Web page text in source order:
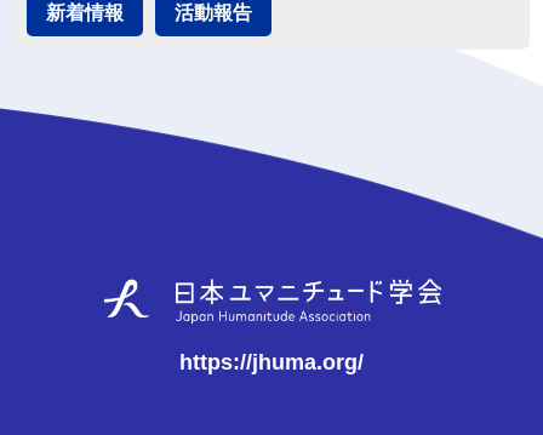
新着情報 活動報告
https://jhuma.org/